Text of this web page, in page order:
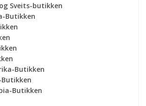
Sveits-butikken
Butikken
Butikken
Butikken